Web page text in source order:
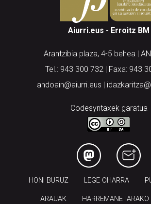
Aiurri.eus - Erroitz BM
Arantzibia plaza, 4-5 behea |
Tel.: 943 300 732 | Faxa: 943
andoain@aiurri.eus |
Codesyntaxek garatua
HONI BURUZ LEGE OHARRA
ARAUAK HARREMANETARAKO